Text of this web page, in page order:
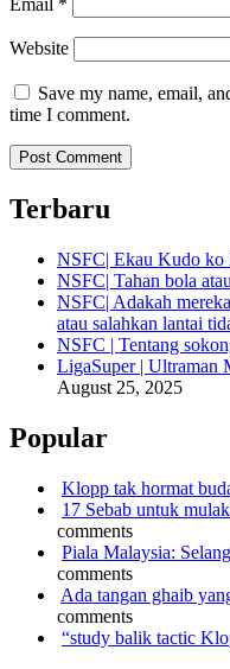
Email *
Website
Save my name, email,
time I comment.
Terbaru
NSFC| Ekau Kudo ko
NSFC| Tahan bola
NSFC| Adakah
atau salahkan lantai
NSFC | Tentang
LigaSuper | Ultraman
August 25, 2025
Popular
Klopp tak hormat
17 Sebab untuk
comments
Piala Malaysia:
comments
Ada tangan ghaib
comments
“study balik tactic